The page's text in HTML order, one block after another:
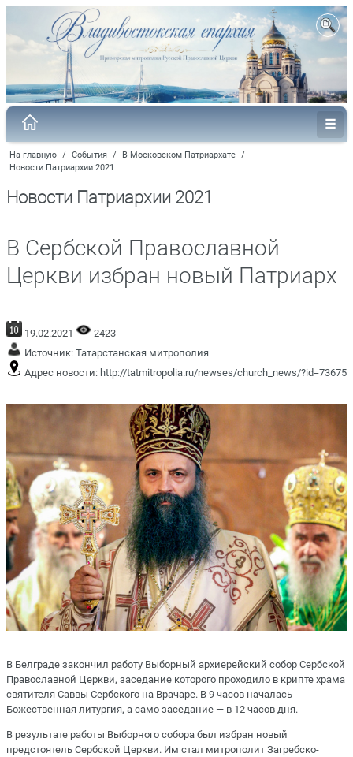
На главную / События / В Московском Патриархате /
Новости Патриархии 2021
Новости Патриархии 2021
В Сербской Православной
Церкви избран новый Патриарх
19.02.2021
2423
Источник: Татарстанская митрополия
Адрес новости: http://tatmitropolia.ru/newses/church_news/?id=73675
В Белграде закончил работу Выборный архиерейский собор Сербской
Православной Церкви, заседание которого проходило в крипте храма
святителя Саввы Сербского на Врачаре. В 9 часов началась
Божественная литургия, а само заседание — в 12 часов дня.
В результате работы Выборного собора был избран новый
предстоятель Сербской Церкви. Им стал митрополит Загребско-